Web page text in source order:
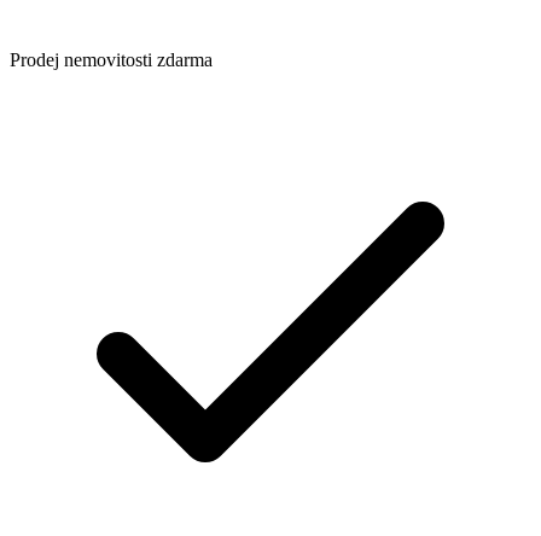
Prodej nemovitosti zdarma